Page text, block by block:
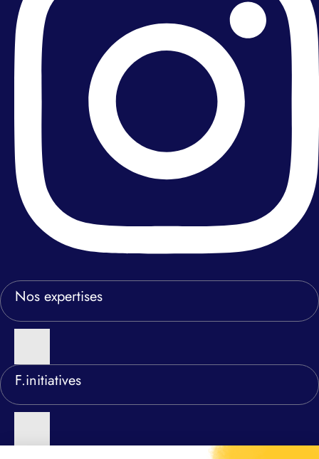
Nos expertises
F.initiatives